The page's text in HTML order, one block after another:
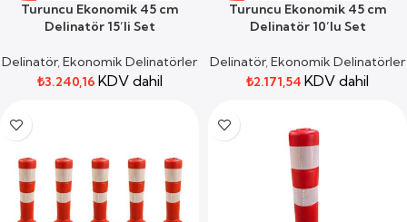
Turuncu Ekonomik 45 cm
Delinatör 15’li Set
Delinatör,Ekonomik Delinatörler
₺3.240,16 KDV dahil
Turuncu Ekonomik 45 cm
Delinatör 10’lu Set
Delinatör,Ekonomik Delinatörler
₺2.171,54 KDV dahil